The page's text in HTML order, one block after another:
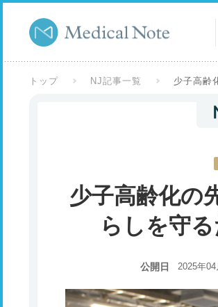
トップ NJ記事一覧 少子高齢
少子高齢化の
らしを守
公開日 2025年04